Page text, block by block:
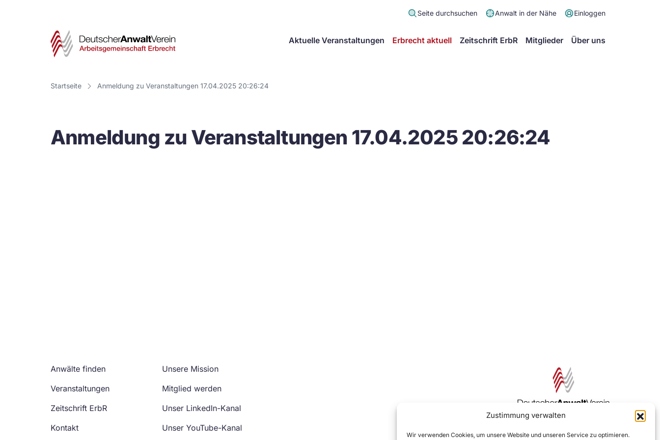
Zustimmung verwalten
Wir verwenden Cookies, um unsere Website und unseren Service zu optimieren.
Seite durchsuchen Anwalt in der Nähe Einloggen
Deutscher
Verein
Arbeitsgemeinschaft
Aktuelle Veranstaltungen Erbrecht aktuell Zeitschrift ErbR Mitglieder Über uns
Startseite Anmeldung zu Veranstaltungen 17.04.2025 20:26:24
Anmeldung zu Veranstaltungen 17.04.2025 20:26:24
Anwälte finden
Veranstaltungen
Zeitschrift ErbR
Kontakt
Unsere Mission
Mitglied werden
Unser LinkedIn-Kanal
Unser YouTube-Kanal
Zur DAV Webseite